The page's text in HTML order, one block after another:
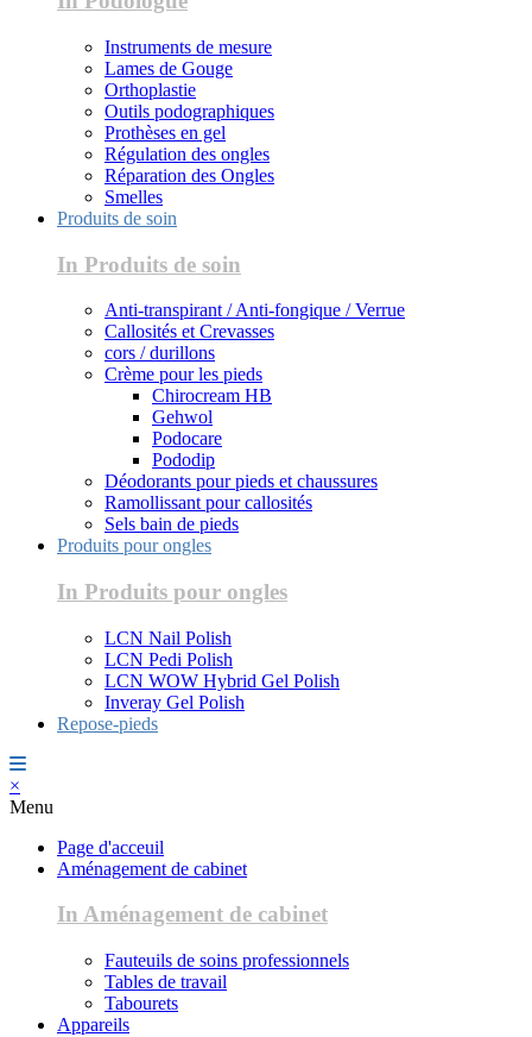
Instruments de mesure
Lames de Gouge
Orthoplastie
Outils podographiques
Prothèses en gel
Régulation des ongles
Réparation des Ongles
Smelles
Produits de soin
In Produits de soin
Anti-transpirant / Anti-fongique / Verrue
Callosités et Crevasses
cors / durillons
Crème pour les pieds
Chirocream HB
Gehwol
Podocare
Pododip
Déodorants pour pieds et chaussures
Ramollissant pour callosités
Sels bain de pieds
Produits pour ongles
In Produits pour ongles
LCN Nail Polish
LCN Pedi Polish
LCN WOW Hybrid Gel Polish
Inveray Gel Polish
Repose-pieds
×
Menu
Page d'acceuil
Aménagement de cabinet
In Aménagement de cabinet
Fauteuils de soins professionnels
Tables de travail
Tabourets
Appareils